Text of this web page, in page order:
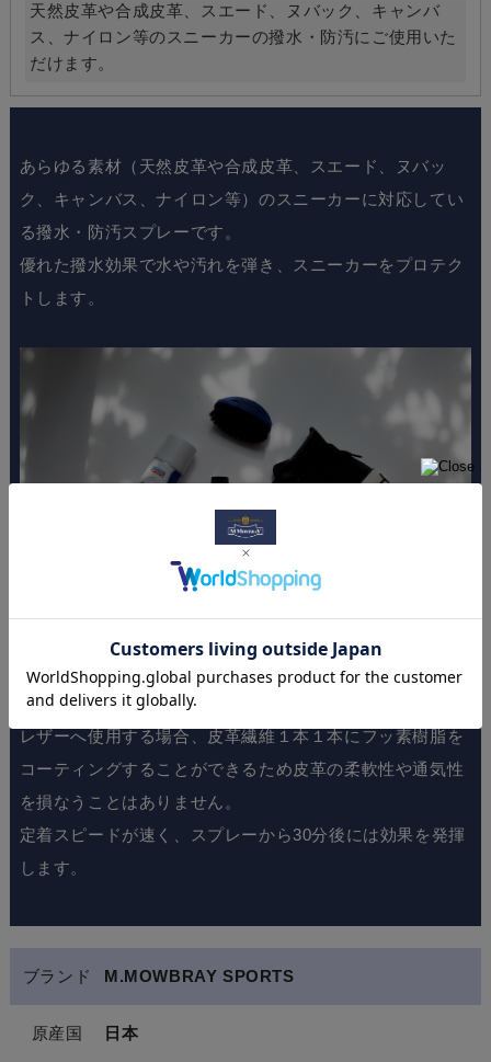
天然皮革や合成皮革、スエード、ヌバック、キャンバ
ス、ナイロン等のスニーカーの撥水・防汚にご使用いた
だけます。
あらゆる素材（天然皮革や合成皮革、スエード、ヌバッ
ク、キャンバス、ナイロン等）のスニーカーに対応してい
る撥水・防汚スプレーです。
優れた撥水効果で水や汚れを弾き、スニーカーをプロテク
トします。
レザーへ使用する場合、皮革繊維１本１本にフッ素樹脂を
コーティングすることができるため皮革の柔軟性や通気性
を損なうことはありません。
定着スピードが速く、スプレーから30分後には効果を発揮
します。
ブランド M.MOWBRAY SPORTS
原産国 日本